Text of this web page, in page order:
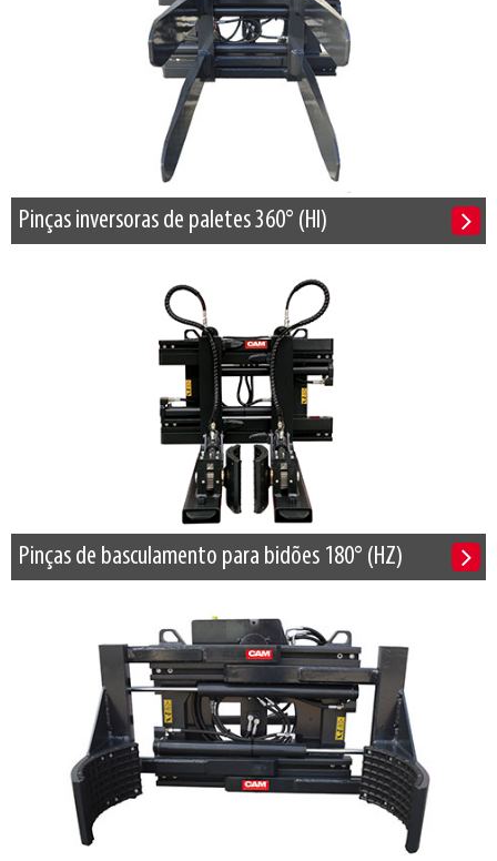
Pinças inversoras de paletes 360° (HI)
Pinças de basculamento para bidões 180° (HZ)